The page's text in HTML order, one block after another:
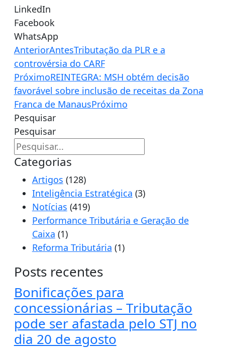
LinkedIn
Facebook
WhatsApp
AnteriorAntesTributação da PLR e a
controvérsia do CARF
PróximoREINTEGRA: MSH obtém decisão
favorável sobre inclusão de receitas da Zona
Franca de ManausPróximo
Pesquisar
Pesquisar
Categorias
Artigos (128)
Inteligência Estratégica (3)
Notícias (419)
Performance Tributária e Geração de
Caixa (1)
Reforma Tributária (1)
Posts recentes
Bonificações para
concessionárias – Tributação
pode ser afastada pelo STJ no
dia 20 de agosto